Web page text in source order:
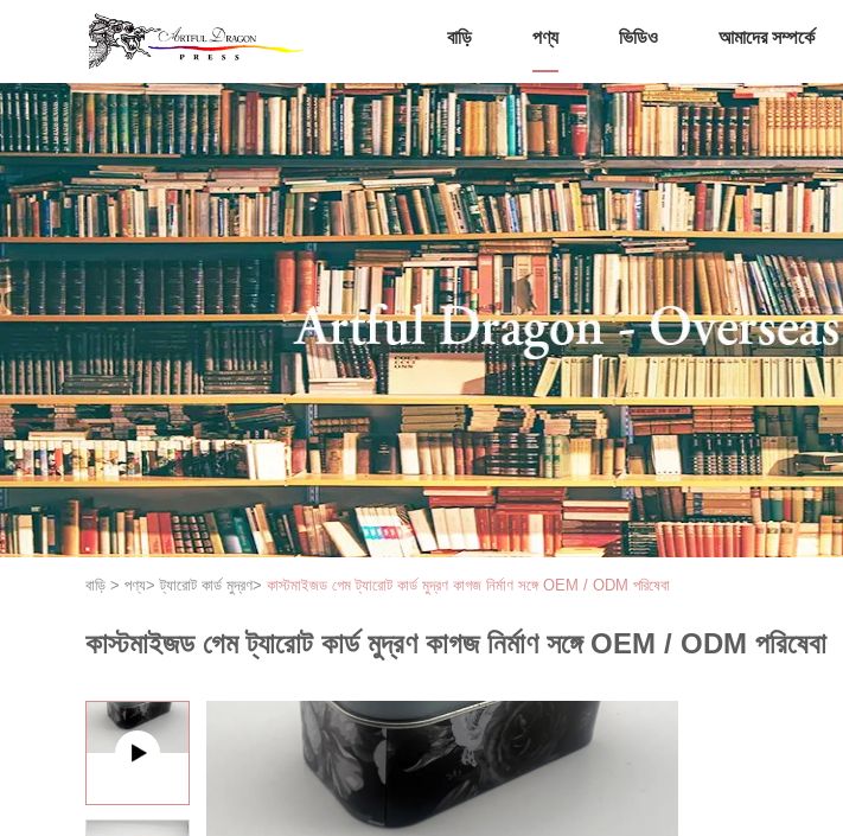
বাড়ি পণ্য ভিডিও আমাদের সম্পর্কে
বাড়ি > পণ্য>ট্যারোট কার্ড মুদ্রণ> কাস্টমাইজড গেম ট্যারোট কার্ড মুদ্রণ কাগজ নির্মাণ সঙ্গে OEM / ODM পরিষেবা
কাস্টমাইজড গেম ট্যারোট কার্ড মুদ্রণ কাগজ নির্মাণ সঙ্গে OEM / ODM পরিষেবা